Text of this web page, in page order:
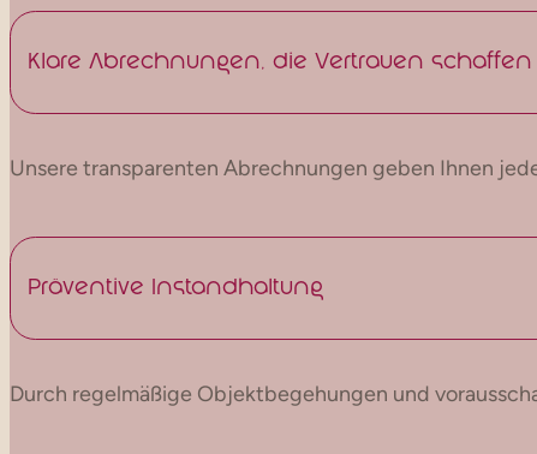
Klare Abrechnungen, die Vertrauen schaffen
Unsere transparenten Abrechnungen geben Ihnen
Präventive Instandhaltung
Durch regelmäßige Objektbegehungen und